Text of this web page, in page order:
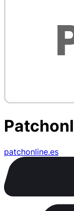
patchonline.es